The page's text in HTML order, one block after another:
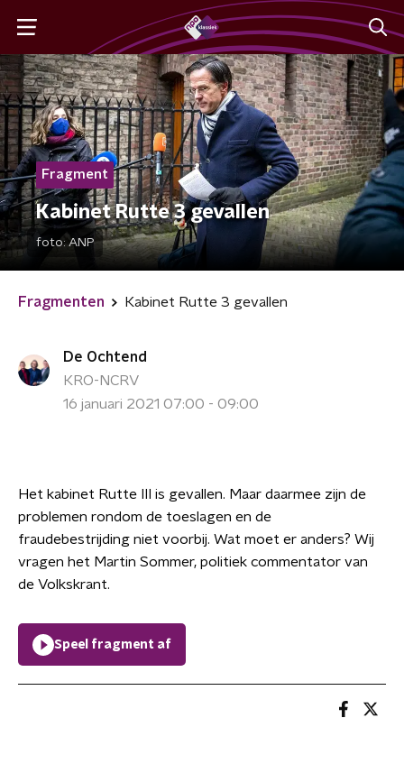
Fragment
Kabinet Rutte 3 gevallen
foto: ANP
Fragmenten Kabinet Rutte 3 gevallen
De Ochtend
KRO-NCRV
16 januari 2021 07:00 - 09:00
Het kabinet Rutte III is gevallen. Maar daarmee zijn de
problemen rondom de toeslagen en de
fraudebestrijding niet voorbij. Wat moet er anders? Wij
vragen het Martin Sommer, politiek commentator van
de Volkskrant.
Speel fragment af